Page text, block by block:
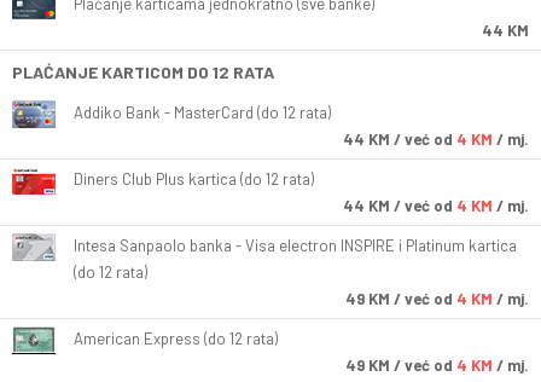
Plaćanje karticama jednokratno (sve banke)
44 KM
PLAĆANJE KARTICOM DO 12 RATA
Addiko Bank - MasterCard (do 12 rata)
44 KM / već od 4 KM / mj.
Diners Club Plus kartica (do 12 rata)
44 KM / već od 4 KM / mj.
Intesa Sanpaolo banka - Visa electron INSPIRE i Platinum kartica
(do 12 rata)
49 KM / već od 4 KM / mj.
American Express (do 12 rata)
49 KM / već od 4 KM / mj.